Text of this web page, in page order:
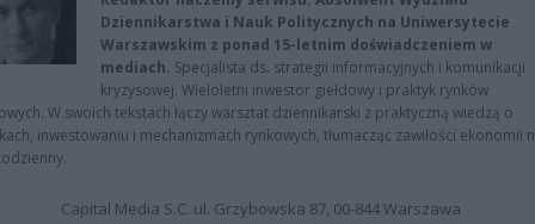
Dziennikarstwa i Nauk Politycznych na Uniwersytecie
Warszawskim z ponad 15-letnim doświadczeniem w
mediach. Specjalista ds. strategii informacyjnych i komunikacji
kryzysowej. Wieloletni inwestor giełdowy i praktyk rynków
W swoich tekstach łączy warsztat dziennikarski z praktyczną wiedzą o
inwestowaniu i mechanizmach rynkowych, tłumacząc zawiłości ekonomii
Capital Media S.C. ul. Grzybowska 87, 00-844 Warszawa